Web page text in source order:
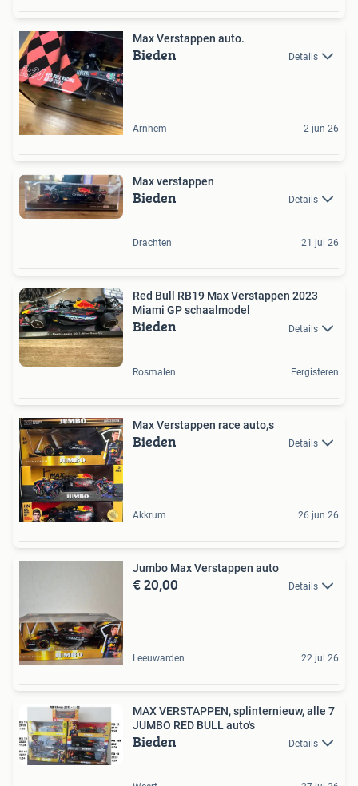
Max Verstappen auto.
Bieden Details
Arnhem 2 jun 26
Max verstappen
Bieden Details
Drachten 21 jul 26
Red Bull RB19 Max Verstappen 2023
Miami GP schaalmodel
Bieden Details
Rosmalen Eergisteren
Max Verstappen race auto,s
Bieden Details
Akkrum 26 jun 26
Jumbo Max Verstappen auto
€ 20,00 Details
Leeuwarden 22 jul 26
MAX VERSTAPPEN, splinternieuw, alle 7
JUMBO RED BULL auto's
Bieden Details